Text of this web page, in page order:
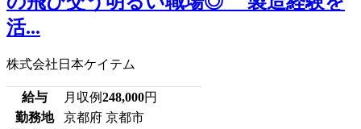
活...
株式会社日本ケイテム
給与 月収例248,000円
勤務地
京都府 京都市